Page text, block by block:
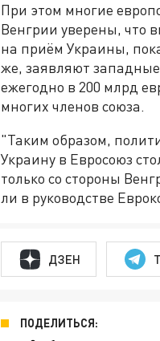
При этом многие
Венгрии уверены, что
на приём Украины,
же, заявляют
ежегодно в 200 млрд
многих членов союза.
"Таким образом,
Украину в Евросоюз
только со стороны
ли в руководстве
ДЗЕН
ПОДЕЛИТЬСЯ: